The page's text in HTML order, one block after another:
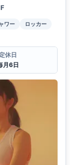
ワー
ロッカー
定休日
月6日